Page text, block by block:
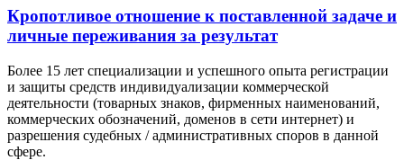
Кропотливое отношение к поставленной задаче и
личные переживания за результат
Более 15 лет специализации и успешного опыта регистрации
и защиты средств индивидуализации коммерческой
деятельности (товарных знаков, фирменных наименований,
коммерческих обозначений, доменов в сети интернет) и
разрешения судебных / административных споров в данной
сфере.